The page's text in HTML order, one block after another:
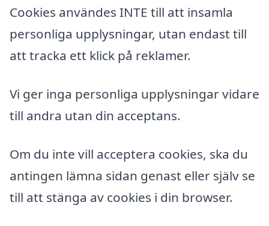
Cookies användes INTE till att insamla
personliga upplysningar, utan endast till
att tracka ett klick på reklamer.
Vi ger inga personliga upplysningar vidare
till andra utan din acceptans.
Om du inte vill acceptera cookies, ska du
antingen lämna sidan genast eller själv se
till att stänga av cookies i din browser.